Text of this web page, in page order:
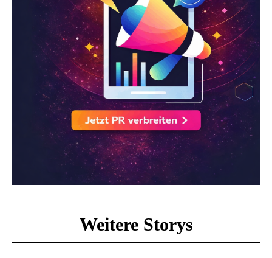
Weitere Storys